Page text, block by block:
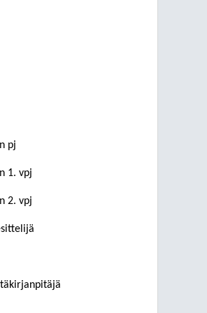
pj
1. vpj
2. vpj